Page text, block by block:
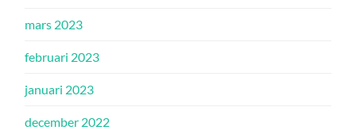
mars 2023
februari 2023
januari 2023
december 2022